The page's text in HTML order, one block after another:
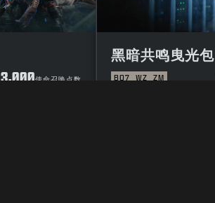
3,000使命召唤点数
黑暗共鸣曳光包
BO7 WZ ZM